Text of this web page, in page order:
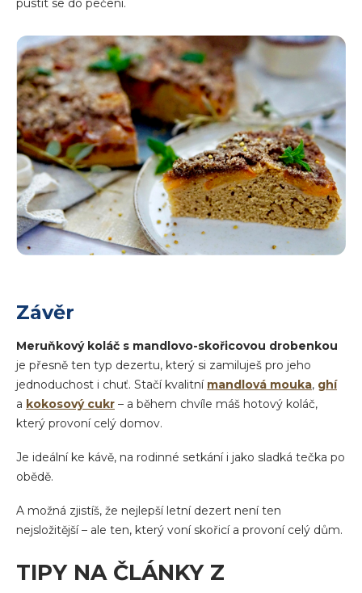
pustit se do pečení.
Závěr
Meruňkový koláč s mandlovo-skořicovou drobenkou
je přesně ten typ dezertu, který si zamiluješ pro jeho
jednoduchost i chuť. Stačí kvalitní mandlová mouka, ghí
a kokosový cukr – a během chvíle máš hotový koláč,
který provoní celý domov.
Je ideální ke kávě, na rodinné setkání i jako sladká tečka po
obědě.
A možná zjistíš, že nejlepší letní dezert není ten
nejsložitější – ale ten, který voní skořicí a provoní celý dům.
TIPY NA ČLÁNKY Z